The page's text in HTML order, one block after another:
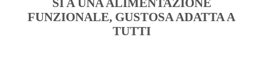
SI A UNA ALIMENTAZIONE
FUNZIONALE, GUSTOSA ADATTA A
TUTTI